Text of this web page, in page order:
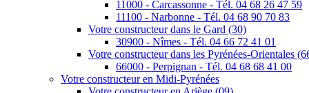
11000 - Carcassonne - Tél. 04 68 26 47 59
11100 - Narbonne - Tél. 04 68 90 70 83
Votre constructeur dans le Gard (30)
30900 - Nîmes - Tél. 04 66 72 41 01
Votre constructeur dans les Pyrénées-Orientales
66000 - Perpignan - Tél. 04 68 68 41 00
Votre constructeur en Midi-Pyrénées